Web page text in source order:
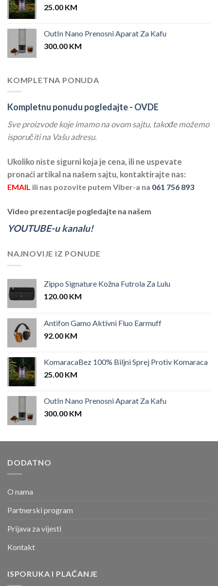
25.00 KM
OutIn Nano Prenosni Aparat Za Kafu
300.00 KM
KOMPLETNA PONUDA
Kompletnu ponudu pogledajte - OVDE
Sve proizvode koje imamo na ovom sajtu, takođe možemo
isporučiti na Vašu adresu.
Ukoliko niste sigurni koja je cena, ili ne uspevate
pronaći artikal na našem sajtu, kontaktirajte nas:
EMAIL ili nas pozovite putem Viber-a na 061 756 893
Video prezentacije pogledajte na našem
YOUTUBE-u kanalu!
NAJNOVIJE IZ PONUDE
Zippo Signature Kožna Futrola Za Lulu
120.00 KM
Antifon Gamo Aktivni Fluo Earmuff
92.00 KM
KomaracaBez 100% Biljni Sprej Protiv Komaraca
25.00 KM
OutIn Nano Prenosni Aparat Za Kafu
300.00 KM
DODATNO
O nama
Partnerski program
Prijava za vijesti
Kontakt
ISPORUKA I PLAĆANJE